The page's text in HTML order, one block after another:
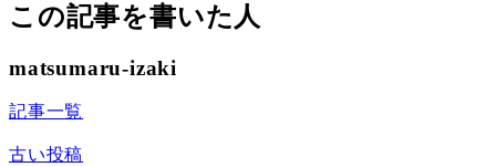
ー
この記事を書いた人
matsumaru-izaki
記事一覧
古い投稿